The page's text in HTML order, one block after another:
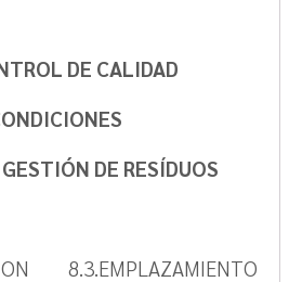
DE CALIDAD
DE RESÍDUOS
8.3.EMPLAZAMIENTO